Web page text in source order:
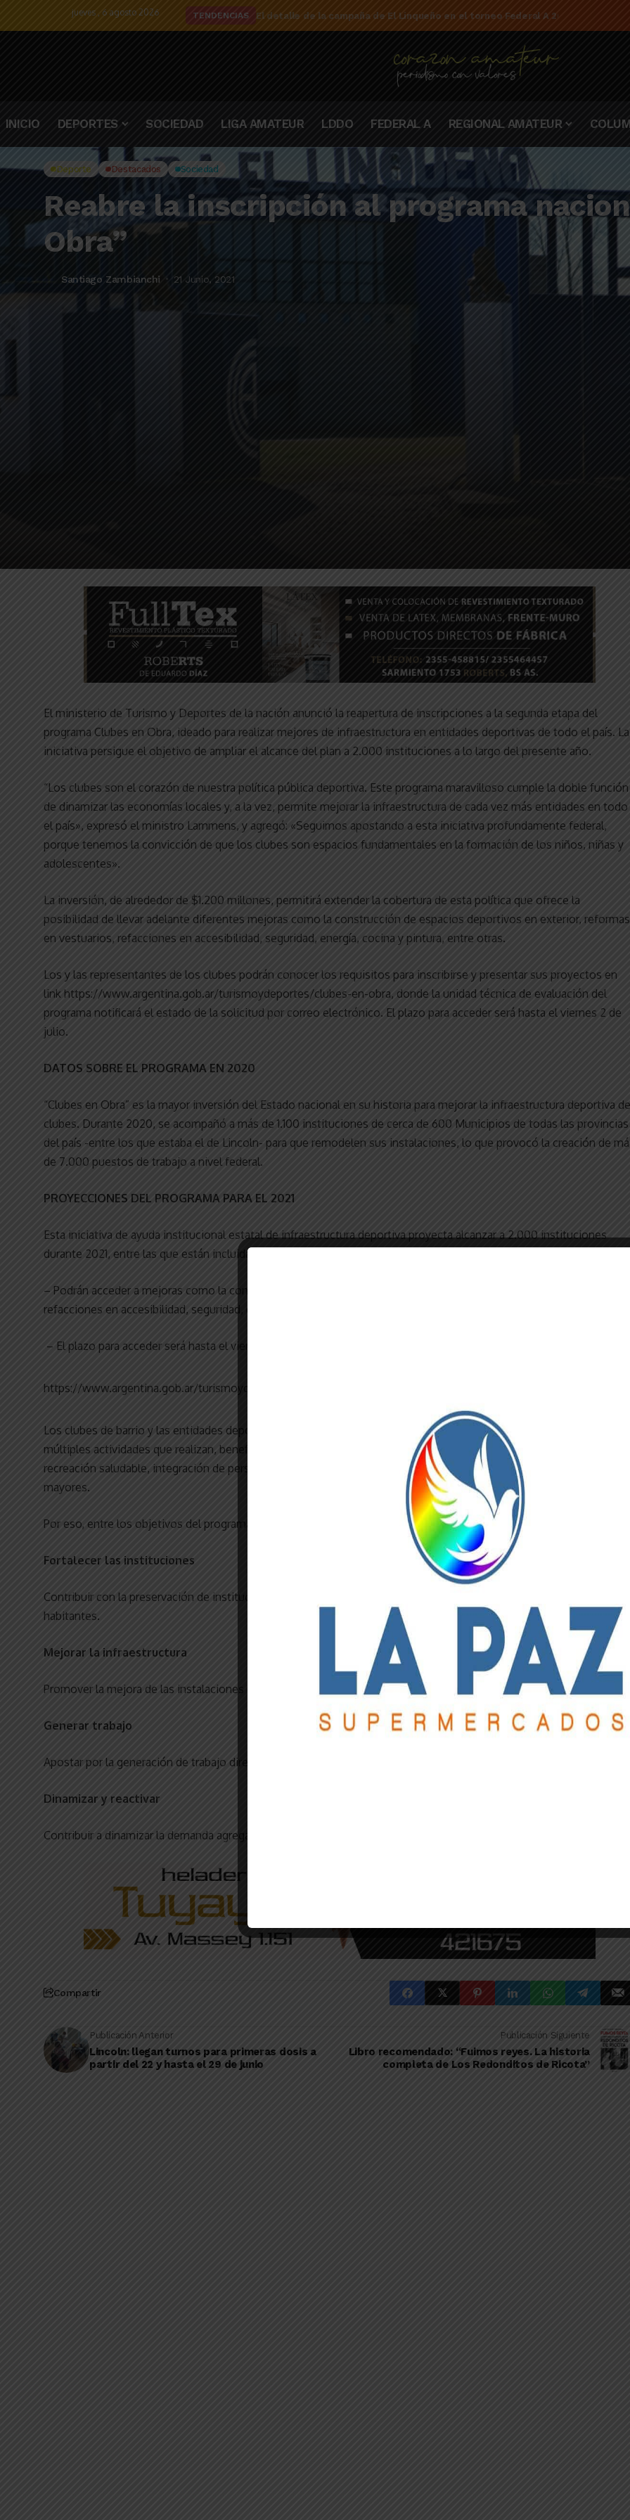
jueves , 6 agosto 2026 TENDENCIAS El detalle de la campaña de El Linqueño en el torneo Federal A 2025/2026
INICIO DEPORTES SOCIEDAD LIGA AMATEUR LDDO FEDERAL A REGIONAL AMATEUR
Deporte Destacados Sociedad
Reabre la inscripción al programa
Obra”
Santiago Zambianchi 21 Junio, 2021
El ministerio de Turismo y Deportes de la nación anunció la reapertura de inscripciones a la segunda etapa del
programa Clubes en Obra, ideado para realizar mejores de infraestructura en entidades deportivas de todo el país. La
iniciativa persigue el objetivo de ampliar el alcance del plan a 2.000 instituciones a lo largo del presente año.
“Los clubes son el corazón de nuestra política pública deportiva. Este programa maravilloso cumple la doble función
de dinamizar las economías locales y, a la vez, permite mejorar la infraestructura de cada vez más entidades en todo
el país», expresó el ministro Lammens, y agregó: «Seguimos apostando a esta iniciativa profundamente federal,
porque tenemos la convicción de que los clubes son espacios fundamentales en la formación de los niños, niñas y
adolescentes».
La inversión, de alrededor de $1.200 millones, permitirá extender la cobertura de esta política que ofrece la
posibilidad de llevar adelante diferentes mejoras como la construcción de espacios deportivos en exterior, reformas
en vestuarios, refacciones en accesibilidad, seguridad, energía, cocina y pintura, entre otras.
Los y las representantes de los clubes podrán conocer los requisitos para inscribirse y presentar sus proyectos en
link https://www.argentina.gob.ar/turismoydeportes/clubes-en-obra, donde la unidad técnica de evaluación del
programa notificará el estado de la solicitud por correo electrónico. El plazo para acceder será hasta el viernes 2 de
julio.
DATOS SOBRE EL PROGRAMA EN 2020
“Clubes en Obra” es la mayor inversión del Estado nacional en su historia para mejorar la infraestructura deportiva de
clubes. Durante 2020, se acompañó a más de 1.100 instituciones de cerca de 600 Municipios de todas las provincias
del país -entre los que estaba el de Lincoln- para que remodelen sus instalaciones, lo que provocó la creación de
de 7.000 puestos de trabajo a nivel federal.
PROYECCIONES DEL PROGRAMA PARA EL 2021
Esta iniciativa de ayuda institucional estatal de infraestructura deportiva proyecta alcanzar a 2.000 instituciones
durante 2021, entre las que están incluidas:
– Podrán acceder a mejoras como la construcción de espacios deportivos en exterior, reformas en vestuarios,
refacciones en accesibilidad, seguridad, energía, cocina y pintura, entre otras.
– El plazo para acceder será hasta el viernes 2 de julio en el siguiente link:
https://www.argentina.gob.ar/turismoydeportes/clubes-en-obra
Los clubes de barrio y las entidades deportivas son generadores de inclusión y oportunidades. A través de las
múltiples actividades que realizan, benefician a las comunidades, proveen redes de contención social, educación,
recreación saludable, integración de personas con discapacidad y cuidado de niñas, niños, adolescentes y adultos
mayores.
Por eso, entre los objetivos del programa están:
Fortalecer las instituciones
Contribuir con la preservación de instituciones deportivas comunitarias promoviendo un mayor bienestar de los
habitantes.
Mejorar la infraestructura
Promover la mejora de las instalaciones de los clubes de barrio y las entidades deportivas comunitarias.
Generar trabajo
Apostar por la generación de trabajo directo e indirecto a partir del aumento de la inversión.
Dinamizar y reactivar
Contribuir a dinamizar la demanda agregada a través de la reactivación de la industria de la construcción.
Compartir
Publicación Anterior
Lincoln: llegan turnos para primeras dosis a
partir del 22 y hasta el 29 de junio
Publicación Siguiente
Libro recomendado: “Fuimos reyes. La historia
completa de Los Redonditos de Ricota”